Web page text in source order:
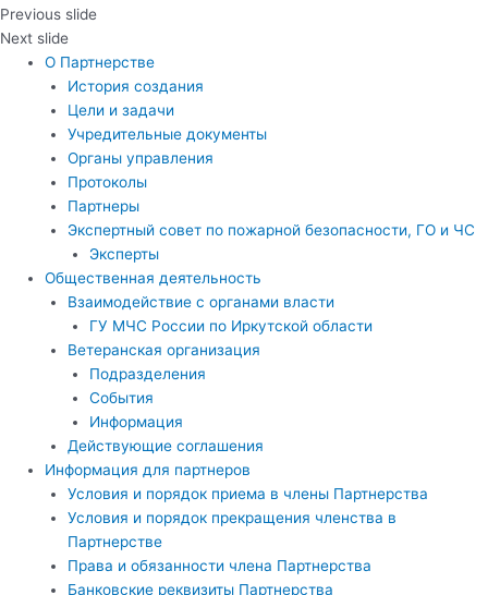
Previous slide
Next slide
О Партнерстве
История создания
Цели и задачи
Учредительные документы
Органы управления
Протоколы
Партнеры
Экспертный совет по пожарной безопасности, ГО и ЧС
Эксперты
Общественная деятельность
Взаимодействие с органами власти
ГУ МЧС России по Иркутской области
Ветеранская организация
Подразделения
События
Информация
Действующие соглашения
Информация для партнеров
Условия и порядок приема в члены Партнерства
Условия и порядок прекращения членства в
Партнерстве
Права и обязанности члена Партнерства
Банковские реквизиты Партнерства